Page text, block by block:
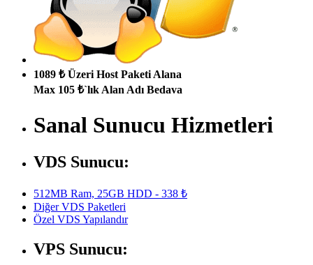
1089 ₺ Üzeri Host Paketi Alana
Max 105 ₺`lık Alan Adı Bedava
Sanal Sunucu Hizmetleri
VDS Sunucu:
512MB Ram, 25GB HDD - 338 ₺
Diğer VDS Paketleri
Özel VDS Yapılandır
VPS Sunucu: